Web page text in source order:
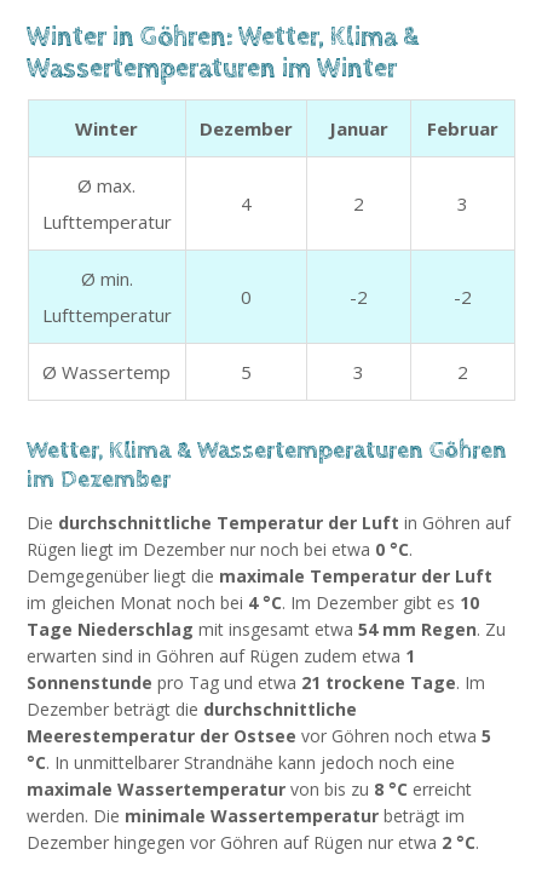
Winter in Göhren: Wetter, Klima &
Wassertemperaturen im Winter
Winter Dezember Januar Februar
Ø max.
Lufttemperatur
4 2 3
Ø min.
Lufttemperatur
0 -2 -2
Ø Wassertemp 5 3 2
Wetter, Klima & Wassertemperaturen Göhren
im Dezember
Die durchschnittliche Temperatur der Luft in Göhren auf
Rügen liegt im Dezember nur noch bei etwa 0 °C.
Demgegenüber liegt die maximale Temperatur der Luft
im gleichen Monat noch bei 4 °C. Im Dezember gibt es 10
Tage Niederschlag mit insgesamt etwa54 mm Regen. Zu
erwarten sind in Göhren auf Rügen zudem etwa 1
Sonnenstunde pro Tag und etwa 21 trockene Tage. Im
Dezember beträgt die durchschnittliche
Meerestemperatur der Ostsee vor Göhren noch etwa5
°C. In unmittelbarer Strandnähe kann jedoch noch eine
maximale Wassertemperatur von bis zu 8 °C erreicht
werden. Die minimale Wassertemperatur beträgt im
Dezember hingegen vor Göhren auf Rügen nur etwa 2 °C.